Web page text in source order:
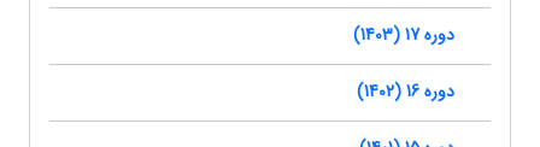
دوره 17 (1403)
دوره 16 (1402)